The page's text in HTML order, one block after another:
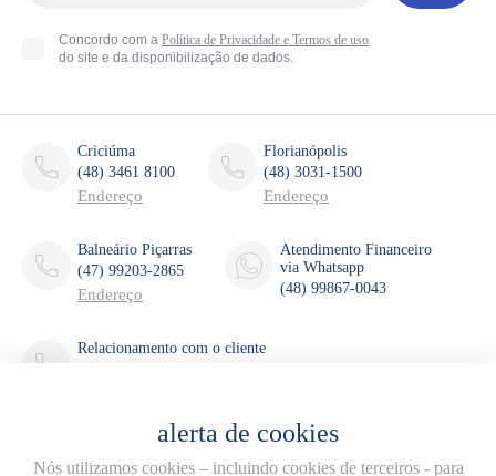
Concordo com a Política de Privacidade e Termos de uso
do site e da disponibilização de dados.
Criciúma
(48) 3461 8100
Endereço
Florianópolis
(48) 3031-1500
Endereço
Balneário Piçarras
(47) 99203-2865
Endereço
Atendimento Financeiro
via Whatsapp
(48) 99867-0043
Relacionamento com o cliente
alerta de cookies
Nós utilizamos cookies – incluindo cookies de terceiros - para